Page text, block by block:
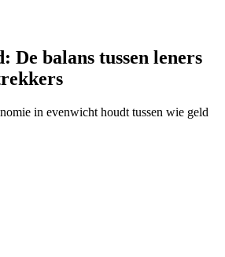
De balans tussen leners
in evenwicht houdt tussen wie geld